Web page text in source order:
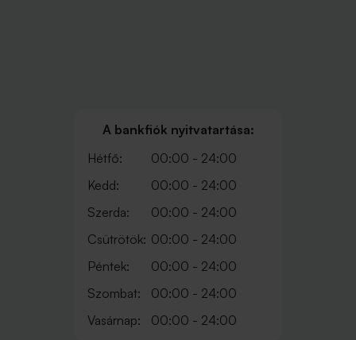
A bankfiók nyitvatartása:
Hétfő:
00:00 - 24:00
Kedd:
00:00 - 24:00
Szerda:
00:00 - 24:00
Csütrötök: 00:00 - 24:00
Péntek:
00:00 - 24:00
Szombat:
00:00 - 24:00
Vasárnap:
00:00 - 24:00